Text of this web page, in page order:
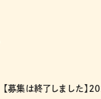
【募集は終了しました】